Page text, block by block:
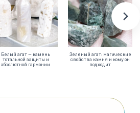
Белый агат — камень
тотальной защиты и
абсолютной гармонии
Зеленый агат: магические
свойства камня и кому он
подходит